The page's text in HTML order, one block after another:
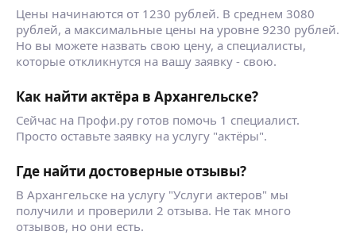
Цены начинаются от 1230 рублей. В среднем 3080
рублей, а максимальные цены на уровне 9230 рублей.
Но вы можете назвать свою цену, а специалисты,
которые откликнутся на вашу заявку - свою.
Как найти актёра в Архангельске?
Сейчас на Профи.ру готов помочь 1 специалист.
Просто оставьте заявку на услугу "актёры".
Где найти достоверные отзывы?
В Архангельске на услугу "Услуги актеров" мы
получили и проверили 2 отзыва. Не так много
отзывов, но они есть.